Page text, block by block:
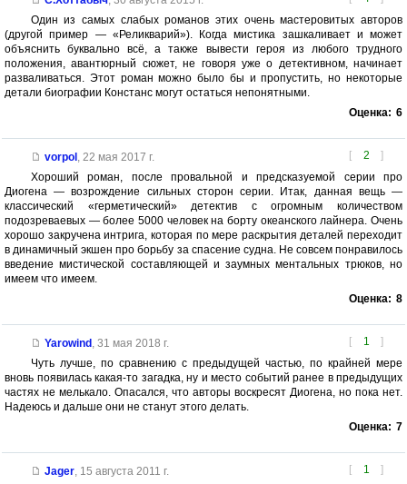
Один из самых слабых романов этих очень мастеровитых авторов
(другой пример — «Реликварий»). Когда мистика зашкаливает и может
объяснить буквально всё, а также вывести героя из любого трудного
положения, авантюрный сюжет, не говоря уже о детективном, начинает
разваливаться. Этот роман можно было бы и пропустить, но некоторые
детали биографии Констанс могут остаться непонятными.
Оценка: 6
[ 2 ]
vorpol , 22 мая 2017 г.
Хороший роман, после провальной и предсказуемой серии про
Диогена — возрождение сильных сторон серии. Итак, данная вещь —
классический «герметический» детектив с огромным количеством
подозреваевых — более 5000 человек на борту океанского лайнера. Очень
хорошо закручена интрига, которая по мере раскрытия деталей переходит
в динамичный экшен про борьбу за спасение судна. Не совсем понравилось
введение мистической составляющей и заумных ментальных трюков, но
имеем что имеем.
Оценка: 8
[ 1 ]
Yarowind , 31 мая 2018 г.
Чуть лучше, по сравнению с предыдущей частью, по крайней мере
вновь появилась какая-то загадка, ну и место событий ранее в предыдущих
частях не мелькало. Опасался, что авторы воскресят Диогена, но пока нет.
Надеюсь и дальше они не станут этого делать.
Оценка: 7
[ 1 ]
Jager, 15 августа 2011 г.